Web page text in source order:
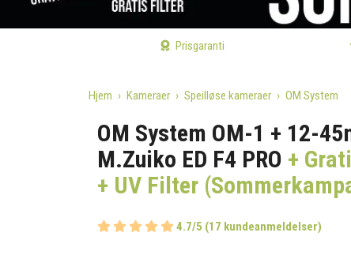
Prisgaranti
Hjem Kameraer Speilløse kameraer OM System
OM System OM-1 + 12-
M.Zuiko ED F4 PRO +
+ UV Filter
4.7/5 (17 kundeanmeldelser)